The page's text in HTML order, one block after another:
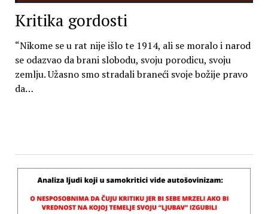
Kritika gordosti
“Nikome se u rat nije išlo te 1914, ali se moralo i narod
se odazvao da brani slobodu, svoju porodicu, svoju
zemlju. Užasno smo stradali braneći svoje božije pravo
da…